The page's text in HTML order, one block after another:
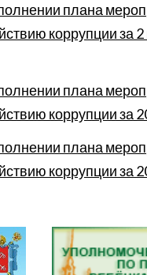
плана
коррупции за
плана
коррупции за
плана
коррупции за